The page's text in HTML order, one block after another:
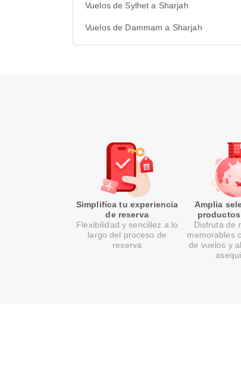
Vuelos de Sylhet a Sharjah
Vuelos de Dammam a Sharjah
Simplifica tu experiencia
de reserva
Flexibilidad y sencillez a lo
largo del proceso de
reserva
Amplia
Disfruta de
memorables
de vuelos y